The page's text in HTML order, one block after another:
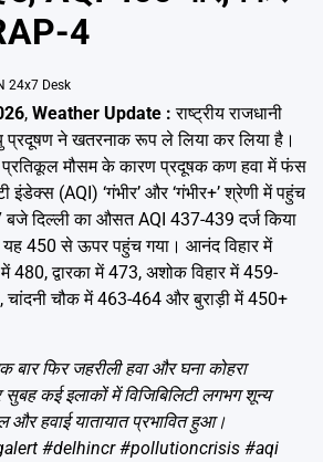
4
24x7 Desk
, Weather Update : राष्ट्रीय राजधानी
प्रदूषण ने खतरनाक रूप ले लिया कर लिया है।
मौसम के कारण प्रदूषक कण हवा में फंस
इंडेक्स (AQI) ‘गंभीर’ और ‘गंभीर+’ श्रेणी में पहुंच
बजे दिल्ली का औसत AQI 437-439 दर्ज किया
यह 450 से ऊपर पहुंच गया। आनंद विहार में
480, द्वारका में 473, अशोक विहार में 459-
चांदनी चौक में 463-464 और बुराड़ी में 450+
बार फिर जहरीली हवा और घना कोहरा
सुबह कई इलाकों में विजिबिलिटी लगभग शून्य
हवाई यातायात प्रभावित हुआ।
#delhincr #pollutioncrisis #aqi